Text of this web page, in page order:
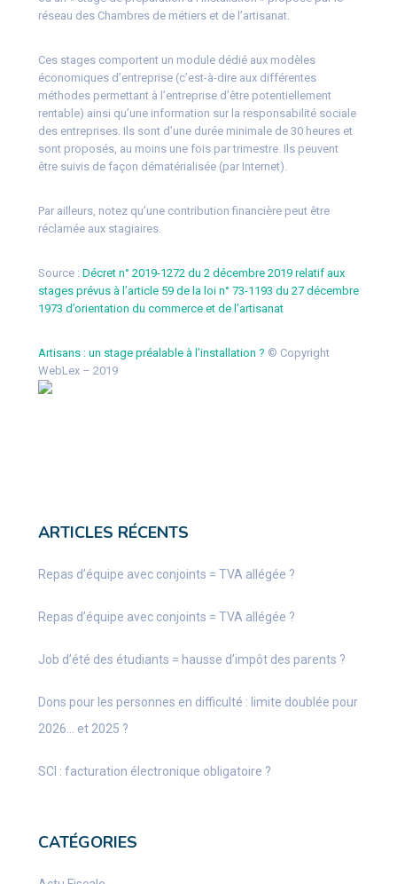
réseau des Chambres de métiers et de l’artisanat.
Ces stages comportent un module dédié aux modèles
économiques d’entreprise (c’est-à-dire aux différentes
méthodes permettant à l’entreprise d’être potentiellement
rentable) ainsi qu’une information sur la responsabilité sociale
des entreprises. Ils sont d’une durée minimale de 30 heures et
sont proposés, au moins une fois par trimestre. Ils peuvent
être suivis de façon dématérialisée (par Internet).
Par ailleurs, notez qu’une contribution financière peut être
réclamée aux stagiaires.
Source : Décret n° 2019-1272 du 2 décembre 2019 relatif aux
stages prévus à l’article 59 de la loi n° 73-1193 du 27 décembre
1973 d’orientation du commerce et de l’artisanat
Artisans : un stage préalable à l’installation ? © Copyright
WebLex – 2019
ARTICLES RÉCENTS
Repas d’équipe avec conjoints = TVA allégée ?
Repas d’équipe avec conjoints = TVA allégée ?
Job d’été des étudiants = hausse d’impôt des parents ?
Dons pour les personnes en difficulté : limite doublée pour
2026… et 2025 ?
SCI : facturation électronique obligatoire ?
CATÉGORIES